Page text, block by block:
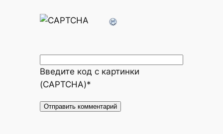
Введите код с картинки
(CAPTCHA)*